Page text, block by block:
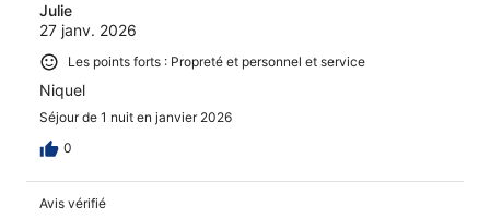
Julie
27 janv. 2026
Les points forts : Propreté et personnel et service
Niquel
Séjour de 1 nuit en janvier 2026
0
Avis vérifié